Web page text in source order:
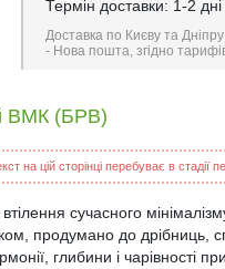
Термін доставки: 1-2 дні
Доставка по Києву та
- Нова пошта, згідно
ВМК (БРВ)
на цій сторінці перебуває в стадії
сучасного
продумано до дрібниць,
глибини і чарівності